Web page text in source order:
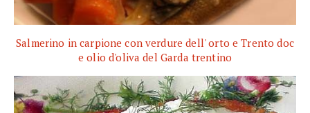
Salmerino in carpione con verdure dell' orto e Trento doc
e olio d'oliva del Garda trentino